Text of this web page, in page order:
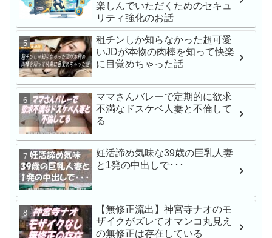
楽しんでいただくためのセキュ
リティ強化のお話
租チンしか知らなかった超可愛
いJDが本物の肉棒を知って快楽
に目覚めちゃった話
ママさんバレーで定期的に欲求
不満なドスケベ人妻と不倫して
る
妊活諦め気味な39歳の巨乳人妻
と1発の中出しで･･･
【無修正流出】神宮寺ナオのモ
ザイクがズレてオマンコ丸見え
の無修正は存在している
苦手な同僚と飲み会
でワンナイト 人生最
小湊よつ葉
レが過ぎる】立場逆転
ブSEX 石川澪
【VR】【8K】矢埜愛
禁。芸能人の彼女とキ
のいちゃらぶ同棲生活
学校帰りナンパでガチ
渉 みなちゃん シロウ